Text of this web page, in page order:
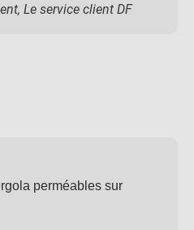
Le service client DF
perméables sur